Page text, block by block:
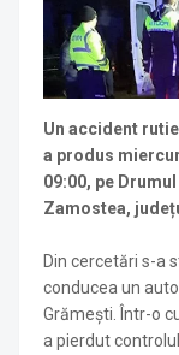
Un accident
a produs
09:00, pe
Zamostea,
Din cercetări s-a
conducea un
Grămești. Într-o
a pierdut